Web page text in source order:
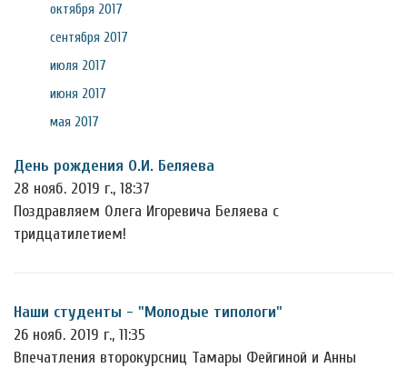
октября 2017
сентября 2017
июля 2017
июня 2017
мая 2017
День рождения О.И. Беляева
28 нояб. 2019 г., 18:37
Поздравляем Олега Игоревича Беляева с
тридцатилетием!
Наши студенты - "Молодые типологи"
26 нояб. 2019 г., 11:35
Впечатления второкурсниц Тамары Фейгиной и Анны